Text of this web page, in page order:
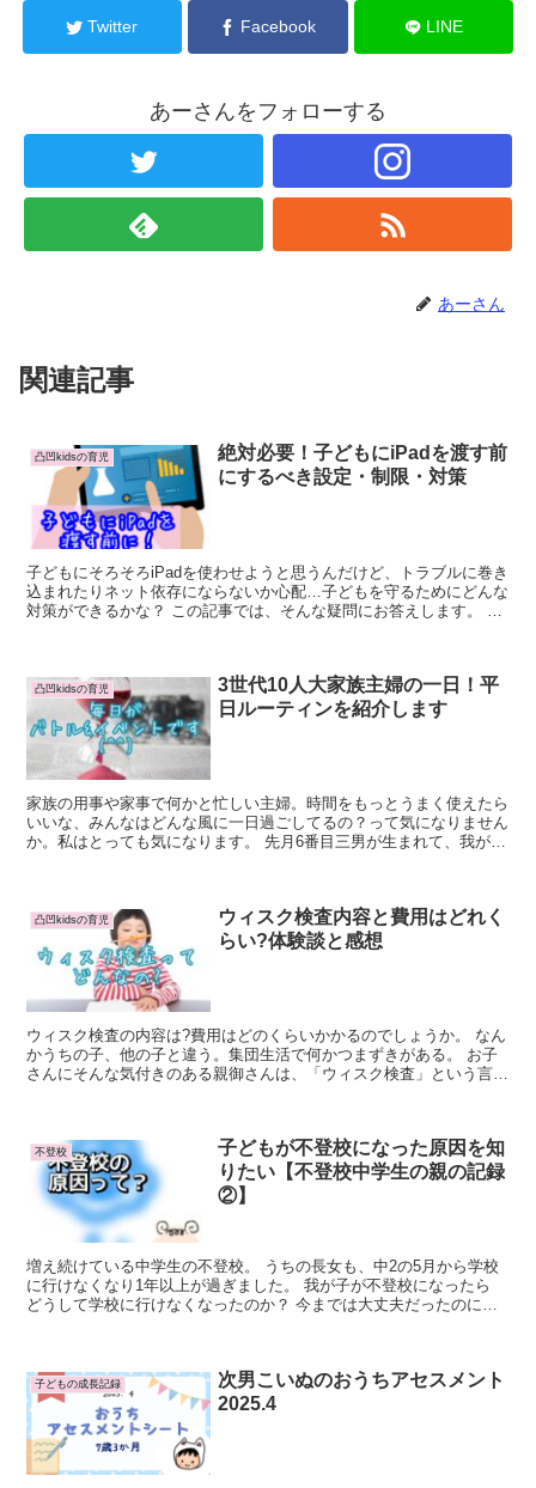
Twitter Facebook LINE
あーさんをフォローする
あーさん
関連記事
凸凹kidsの育児
絶対必要！子どもにiPadを渡す前
にするべき設定・制限・対策
子どもにそろそろiPadを使わせようと思うんだけど、トラブルに巻き
込まれたりネット依存にならないか心配…子どもを守るためにどんな
対策ができるかな？ この記事では、そんな疑問にお答えします。 私
凸凹kidsの育児
3世代10人大家族主婦の一日！平
日ルーティンを紹介します
家族の用事や家事で何かと忙しい主婦。時間をもっとうまく使えたら
いいな、みんなはどんな風に一日過ごしてるの？って気になりません
か。私はとっても気になります。 先月6番目三男が生まれて、我が家
凸凹kidsの育児
ウィスク検査内容と費用はどれく
らい?体験談と感想
ウィスク検査の内容は?費用はどのくらいかかるのでしょうか。 なん
かうちの子、他の子と違う。集団生活で何かつまずきがある。 お子
さんにそんな気付きのある親御さんは、「ウィスク検査」という言葉
不登校
子どもが不登校になった原因を知
りたい【不登校中学生の親の記録
②】
増え続けている中学生の不登校。 うちの長女も、中2の5月から学校
に行けなくなり1年以上が過ぎました。 我が子が不登校になったら
どうして学校に行けなくなったのか？ 今までは大丈夫だったのに、
子どもの成長記録
次男こいぬのおうちアセスメント
2025.4